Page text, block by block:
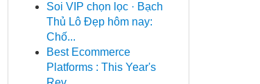
Soi VIP chọn lọc · Bạch
Thủ Lô Đẹp hôm nay:
Chố...
Best Ecommerce
Platforms : This Year's